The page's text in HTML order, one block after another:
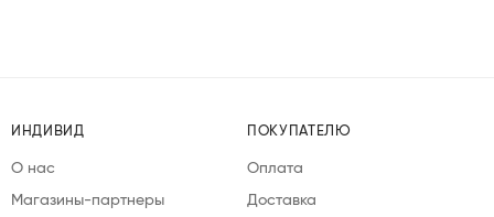
ИНДИВИД
О нас
Магазины-партнеры
ПОКУПАТЕЛЮ
Оплата
Доставка